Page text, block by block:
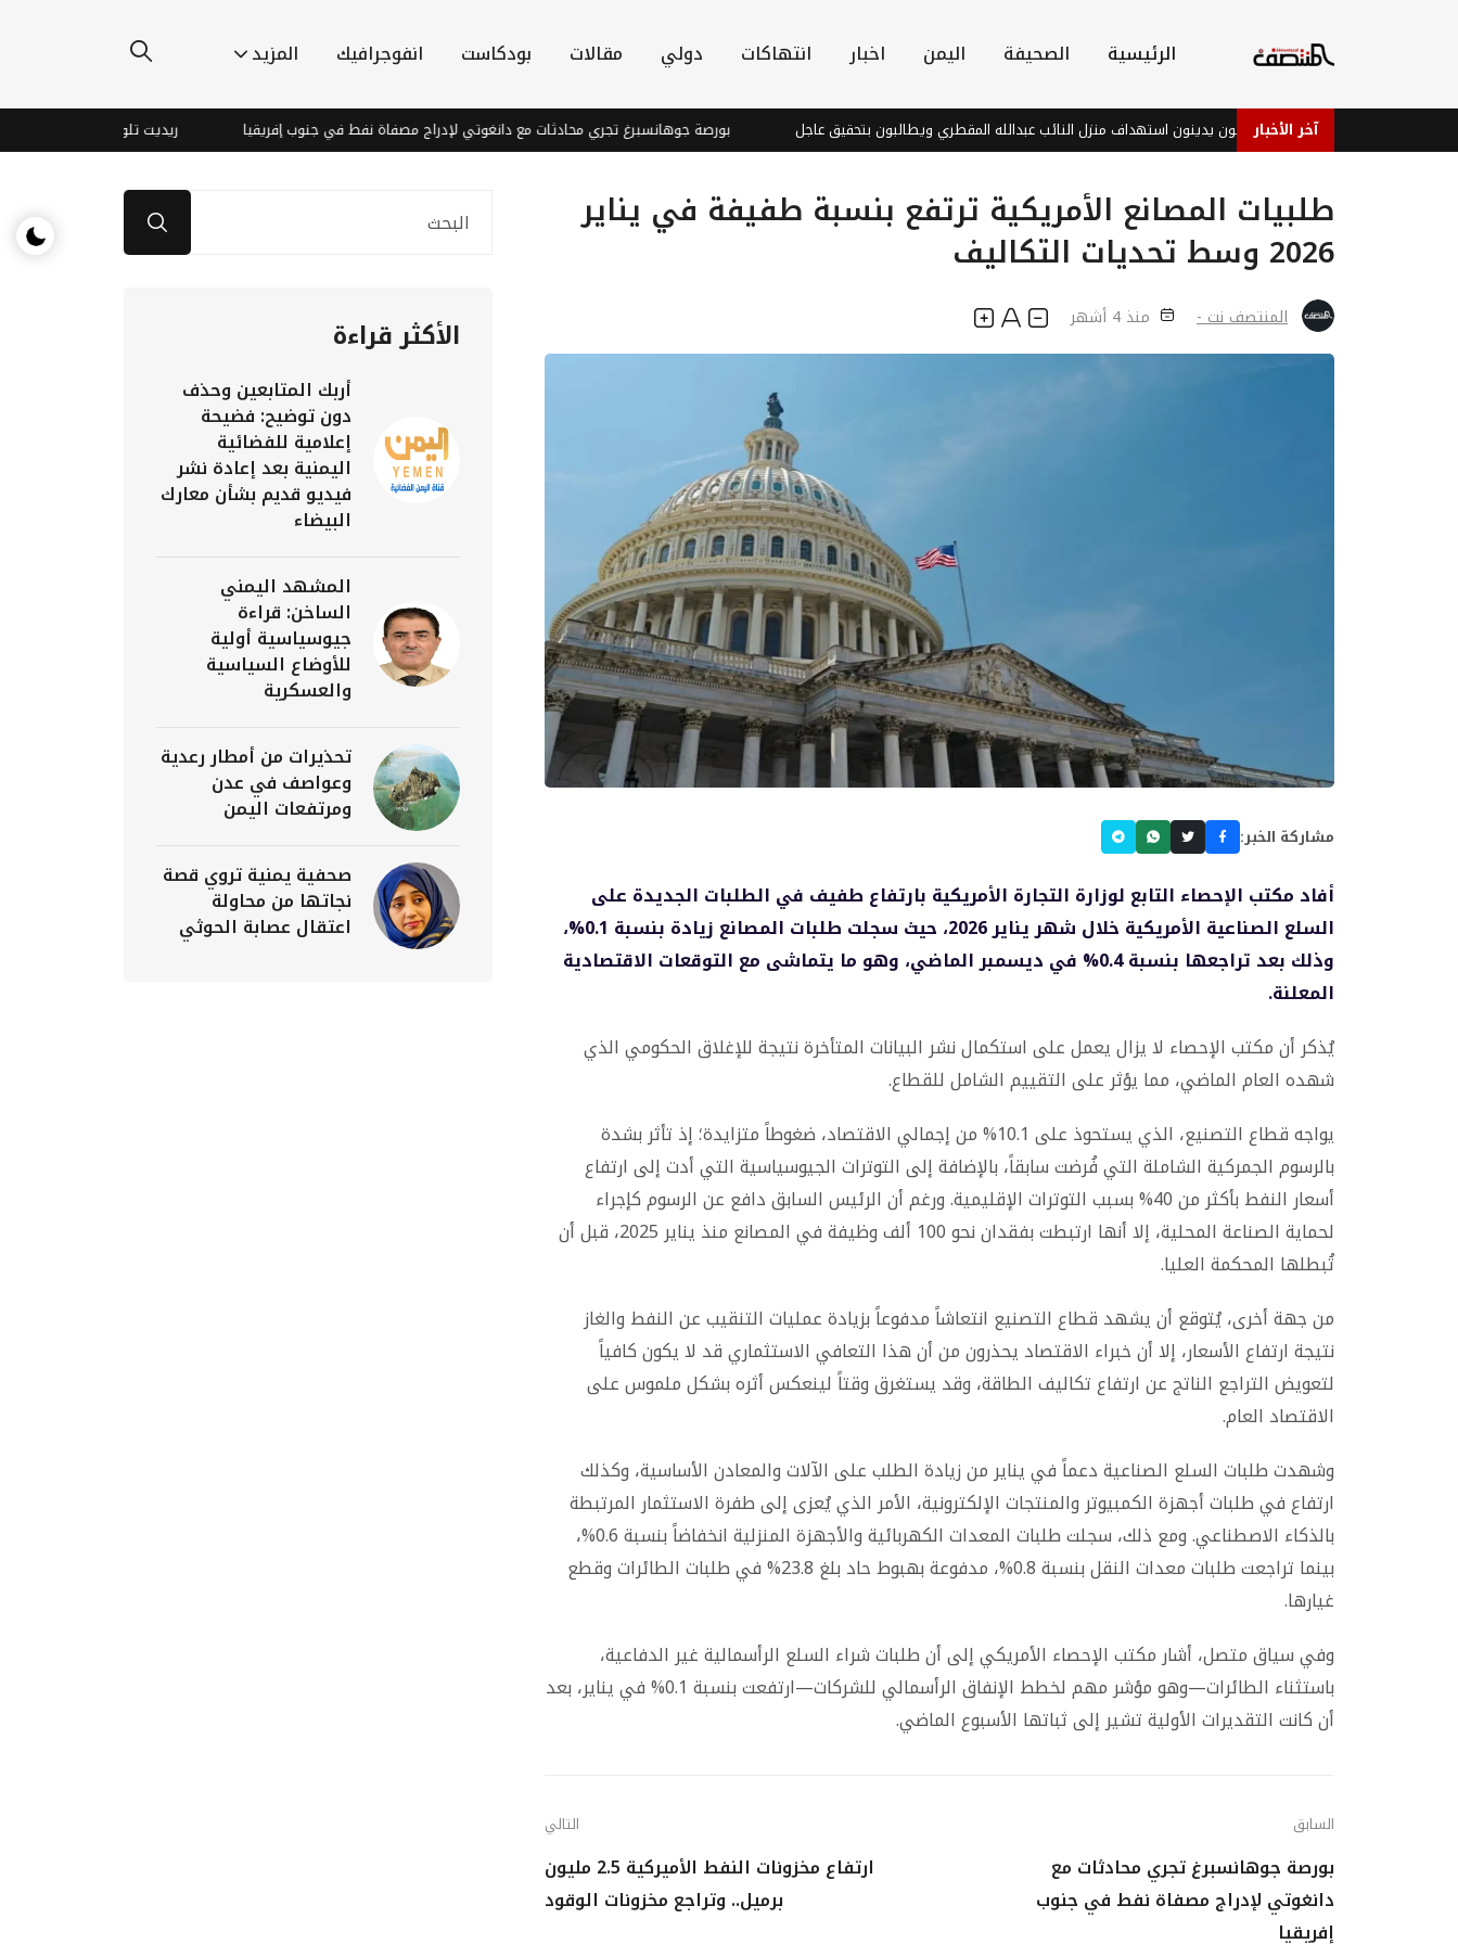
الرئيسية الصحيفة اليمن اخبار انتهاكات دولي مقالات بودكاست انفوجرافيك المزيد
آخر الأخبار
.. سياسيون وناشطون يدينون استهداف منزل النائب عبدالله المقطري ويطالبون بتحقيق عاجل بورصة جوهانسبرغ تجري محادثات مع دانغوتي لإدراج مصفاة نفط في جنوب إفريقيا ريديت تلوح بتغييرات قادمة لـ "old.reddit.com" وتثير قلق المستخدمين
طلبيات المصانع الأمريكية ترتفع بنسبة طفيفة في يناير
2026 وسط تحديات التكاليف
المنتصف نت - منذ 4 أشهر
مشاركة الخبر:
أفاد مكتب الإحصاء التابع لوزارة التجارة الأمريكية بارتفاع طفيف في الطلبات الجديدة على
السلع الصناعية الأمريكية خلال شهر يناير 2026، حيث سجلت طلبات المصانع زيادة بنسبة 0.1%،
وذلك بعد تراجعها بنسبة 0.4% في ديسمبر الماضي، وهو ما يتماشى مع التوقعات الاقتصادية
المعلنة.
يُذكر أن مكتب الإحصاء لا يزال يعمل على استكمال نشر البيانات المتأخرة نتيجة للإغلاق الحكومي الذي
شهده العام الماضي، مما يؤثر على التقييم الشامل للقطاع.
يواجه قطاع التصنيع، الذي يستحوذ على 10.1% من إجمالي الاقتصاد، ضغوطاً متزايدة؛ إذ تأثر بشدة
بالرسوم الجمركية الشاملة التي فُرضت سابقاً، بالإضافة إلى التوترات الجيوسياسية التي أدت إلى ارتفاع
أسعار النفط بأكثر من 40% بسبب التوترات الإقليمية. ورغم أن الرئيس السابق دافع عن الرسوم كإجراء
لحماية الصناعة المحلية، إلا أنها ارتبطت بفقدان نحو 100 ألف وظيفة في المصانع منذ يناير 2025، قبل أن
تُبطلها المحكمة العليا.
من جهة أخرى، يُتوقع أن يشهد قطاع التصنيع انتعاشاً مدفوعاً بزيادة عمليات التنقيب عن النفط والغاز
نتيجة ارتفاع الأسعار، إلا أن خبراء الاقتصاد يحذرون من أن هذا التعافي الاستثماري قد لا يكون كافياً
لتعويض التراجع الناتج عن ارتفاع تكاليف الطاقة، وقد يستغرق وقتاً لينعكس أثره بشكل ملموس على
الاقتصاد العام.
وشهدت طلبات السلع الصناعية دعماً في يناير من زيادة الطلب على الآلات والمعادن الأساسية، وكذلك
ارتفاع في طلبات أجهزة الكمبيوتر والمنتجات الإلكترونية، الأمر الذي يُعزى إلى طفرة الاستثمار المرتبطة
بالذكاء الاصطناعي. ومع ذلك، سجلت طلبات المعدات الكهربائية والأجهزة المنزلية انخفاضاً بنسبة 0.6%،
بينما تراجعت طلبات معدات النقل بنسبة 0.8%، مدفوعة بهبوط حاد بلغ 23.8% في طلبات الطائرات وقطع
غيارها.
وفي سياق متصل، أشار مكتب الإحصاء الأمريكي إلى أن طلبات شراء السلع الرأسمالية غير الدفاعية،
باستثناء الطائرات—وهو مؤشر مهم لخطط الإنفاق الرأسمالي للشركات—ارتفعت بنسبة 0.1% في يناير، بعد
أن كانت التقديرات الأولية تشير إلى ثباتها الأسبوع الماضي.
السابق
بورصة جوهانسبرغ تجري محادثات مع
دانغوتي لإدراج مصفاة نفط في جنوب
إفريقيا
التالي
ارتفاع مخزونات النفط الأميركية 2.5 مليون
برميل.. وتراجع مخزونات الوقود
الأكثر قراءة
أربك المتابعين وحذف
دون توضيح: فضيحة
إعلامية للفضائية
اليمنية بعد إعادة نشر
فيديو قديم بشأن معارك
البيضاء
المشهد اليمني
الساخن: قراءة
جيوسياسية أولية
للأوضاع السياسية
والعسكرية
تحذيرات من أمطار رعدية
وعواصف في عدن
ومرتفعات اليمن
صحفية يمنية تروي قصة
نجاتها من محاولة
اعتقال عصابة الحوثي